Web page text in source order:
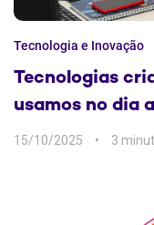
Tecnologia e Inovação
Tecnologias
usamos no dia
15/10/2025 3 min